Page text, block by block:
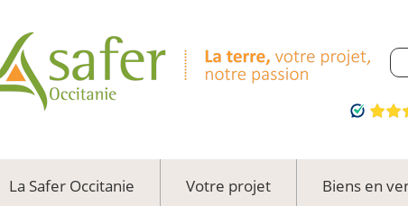
La Safer Occitanie Votre projet Biens en